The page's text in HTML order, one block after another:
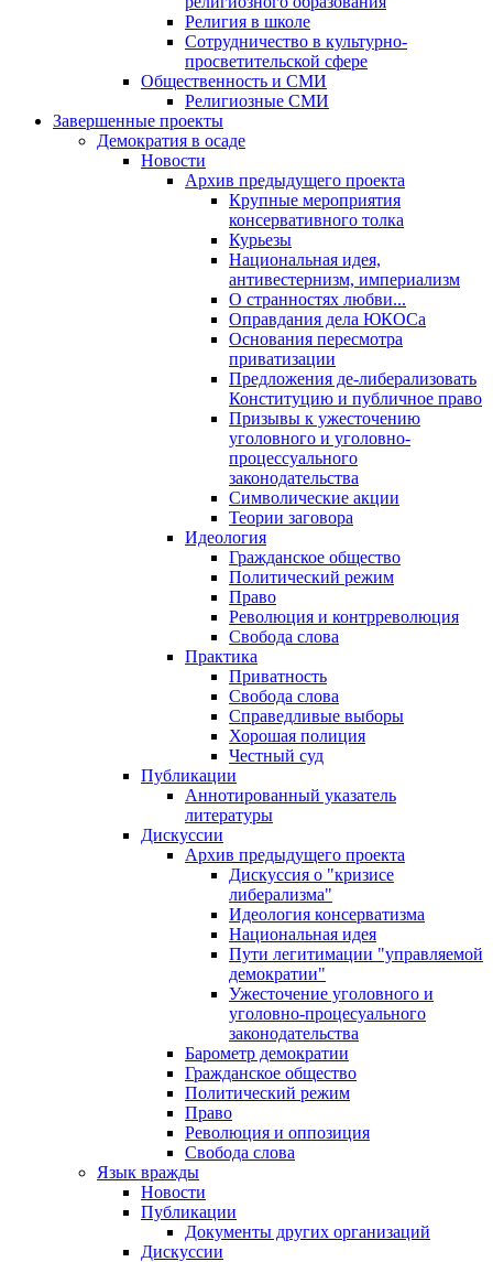
Религия в школе
Сотрудничество в культурно-
просветительской сфере
Общественность и СМИ
Религиозные СМИ
Завершенные проекты
Демократия в осаде
Новости
Архив предыдущего проекта
Крупные мероприятия
консервативного толка
Курьезы
Национальная идея,
антивестернизм, империализм
О странностях любви...
Оправдания дела ЮКОСа
Основания пересмотра
приватизации
Предложения де-либерализовать
Конституцию и публичное право
Призывы к ужесточению
уголовного и уголовно-
процессуального
законодательства
Символические акции
Теории заговора
Идеология
Гражданское общество
Политический режим
Право
Революция и контрреволюция
Свобода слова
Практика
Приватность
Свобода слова
Справедливые выборы
Хорошая полиция
Честный суд
Публикации
Аннотированный указатель
литературы
Дискуссии
Архив предыдущего проекта
Дискуссия о "кризисе
либерализма"
Идеология консерватизма
Национальная идея
Пути легитимации "управляемой
демократии"
Ужесточение уголовного и
уголовно-процесуального
законодательства
Барометр демократии
Гражданское общество
Политический режим
Право
Революция и оппозиция
Свобода слова
Язык вражды
Новости
Публикации
Документы других организаций
Дискуссии